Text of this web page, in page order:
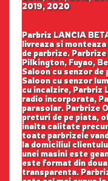
2019, 2020
Parbriz LANCIA
livreaza si
de parbrize.
Pilkington, Fuyao,
Saloon cu senzor de
Saloon cu senzor
cu incalzire, Parbriz
radio incorporata,
parasolar. Parbrize
preturi de pe piata,
inalta calitate
toate parbrizele
la domiciliul
unei masini este
este format din
transparenta.